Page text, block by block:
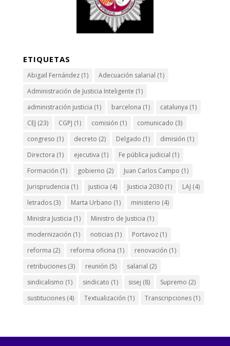
ETIQUETAS
Abigail Fernández(1) Adecuación salarial (1)
Administración de Justicia Inteligente (1)
administración justicia (1) barcelona (1) catalunya (1)
CEJ (23) CGPJ (1) comisión (1) comunicado (3)
congreso (1) decreto (2) Delgado (1) dimisión (1)
Directora (1) ejecutiva (1) Fe pública judicial (1)
Formación (1) gobierno (2) Juan Carlos Campo (1)
Jurisprudencia (1) justicia (4) Justicia 2030(1) LAJ (4)
letrados(3) Marta Urbano (1) ministerio (4)
Ministra Justicia (1) Ministro de Justicia (1)
modernización (1) noticias(1) Portavoz(1)
reforma (2) reforma oficina (1) renovación (1)
retribuciones(3) reunión (5) salarial (2)
sindicalismo (1) sindicato (1) sisej (8) Supremo (2)
sustituciones(4) Textualización (1) Transcripciones(1)